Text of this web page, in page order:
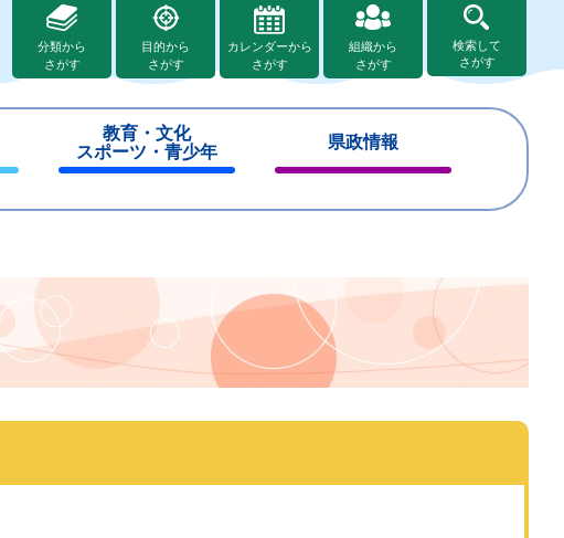
分類から
さがす
目的から
さがす
カレンダーから
さがす
組織から
さがす
検索して
さがす
教育・文化
スポーツ・青少年
じ
県政情報
じ